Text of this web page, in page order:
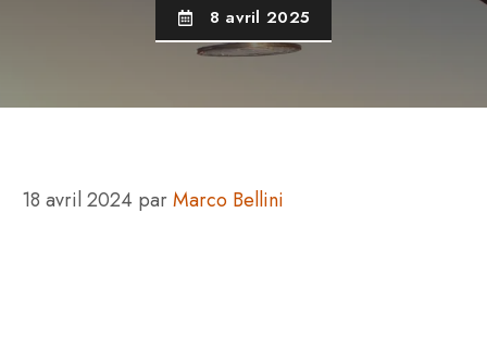
8 avril 2025
18 avril 2024 parMarco Bellini